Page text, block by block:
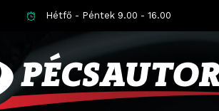
Hétfő - Péntek 9.00 - 16.00